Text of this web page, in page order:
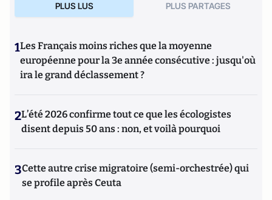
PLUS LUS PLUS PARTAGES
1Les Français moins riches que la moyenne
européenne pour la 3e année consécutive : jusqu'où
ira le grand déclassement ?
2L’été 2026 confirme tout ce que les écologistes
disent depuis 50 ans : non, et voilà pourquoi
3Cette autre crise migratoire (semi-orchestrée) qui
se profile après Ceuta